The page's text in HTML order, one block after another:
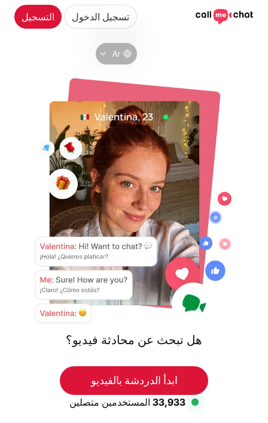
Ar
تسجيل الدخول التسجيل
هل تبحث عن محادثة فيديو؟
ابدأ الدردشة بالفيديو
33,933 المستخدمين متصلين